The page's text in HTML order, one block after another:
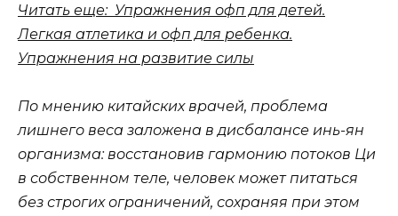
Читать еще: Упражнения офп для детей.
Легкая атлетика и офп для ребенка.
Упражнения на развитие силы
По мнению китайских врачей, проблема
лишнего веса заложена в дисбалансе инь-ян
организма: восстановив гармонию потоков Ци
в собственном теле, человек может питаться
без строгих ограничений, сохраняя при этом